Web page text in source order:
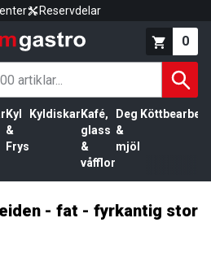
Reservdelar
0
Kyl
&
Frys
Kyldiskar Kafé,
glass
&
våfflor
Deg
&
mjöl
- fat - fyrkantig stor